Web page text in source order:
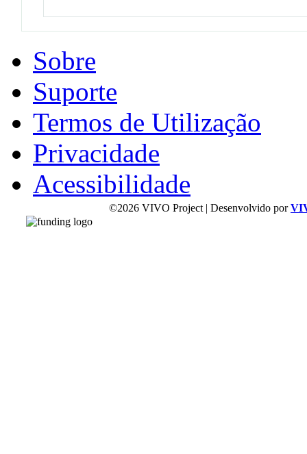
Sobre
Suporte
Termos de Utilização
Privacidade
Acessibilidade
©2026 VIVO Project | Desenvolvido por